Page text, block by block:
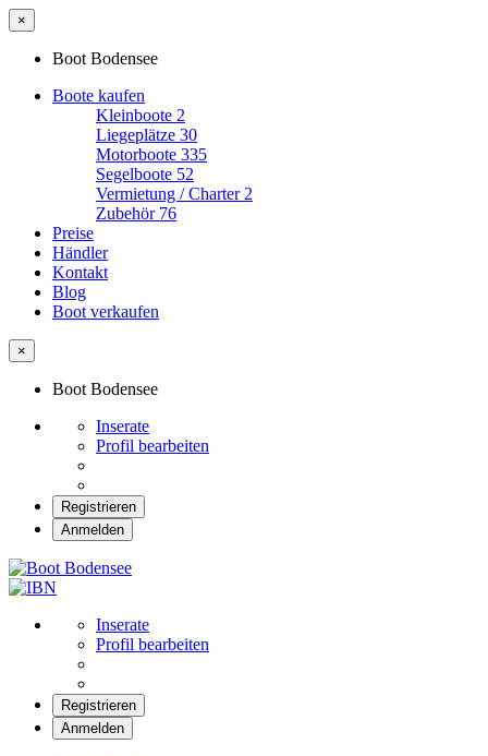
×
Boot Bodensee
Boote kaufen
Kleinboote 2
Liegeplätze 30
Motorboote 335
Segelboote 52
Vermietung / Charter 2
Zubehör 76
Preise
Händler
Kontakt
Blog
Boot verkaufen
×
Boot Bodensee
Inserate
Profil bearbeiten
Registrieren
Anmelden
Inserate
Profil bearbeiten
Registrieren
Anmelden